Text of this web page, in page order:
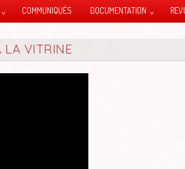
COMMUNIQUÉS DOCUMENTATION
LA VITRINE